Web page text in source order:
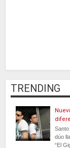
TRENDING
dúo
“El